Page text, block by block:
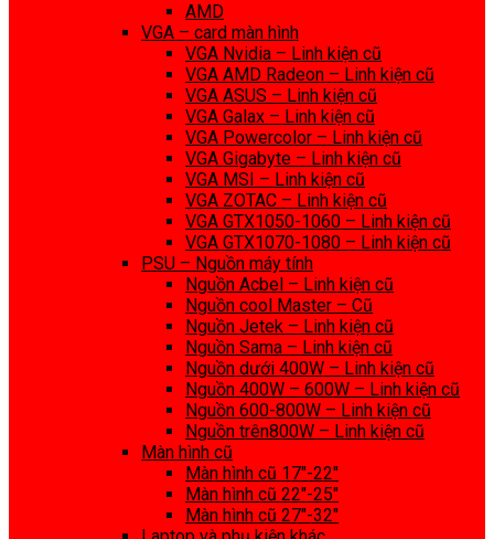
AMD
VGA – card màn hình
VGA Nvidia – Linh kiện cũ
VGA AMD Radeon – Linh kiện cũ
VGA ASUS – Linh kiện cũ
VGA Galax – Linh kiện cũ
VGA Powercolor – Linh kiện cũ
VGA Gigabyte – Linh kiện cũ
VGA MSI – Linh kiện cũ
VGA ZOTAC – Linh kiện cũ
VGA GTX1050-1060 – Linh kiện cũ
VGA GTX1070-1080 – Linh kiện cũ
PSU – Nguồn máy tính
Nguồn Acbel – Linh kiện cũ
Nguồn cool Master – Cũ
Nguồn Jetek – Linh kiện cũ
Nguồn Sama – Linh kiện cũ
Nguồn dưới 400W – Linh kiện cũ
Nguồn 400W – 600W – Linh kiện cũ
Nguồn 600-800W – Linh kiện cũ
Nguồn trên800W – Linh kiện cũ
Màn hình cũ
Màn hình cũ 17″-22″
Màn hình cũ 22″-25″
Màn hình cũ 27″-32″